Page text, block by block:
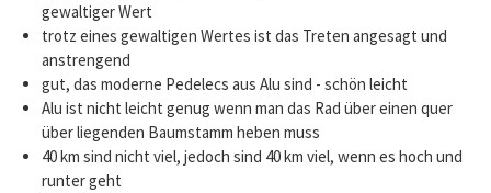
gewaltiger Wert
trotz eines gewaltigen Wertes ist das Treten angesagt und
anstrengend
gut, das moderne Pedelecs aus Alu sind - schön leicht
Alu ist nicht leicht genug wenn man das Rad über einen quer
über liegenden Baumstamm heben muss
40 km sind nicht viel, jedoch sind 40 km viel, wenn es hoch und
runter geht